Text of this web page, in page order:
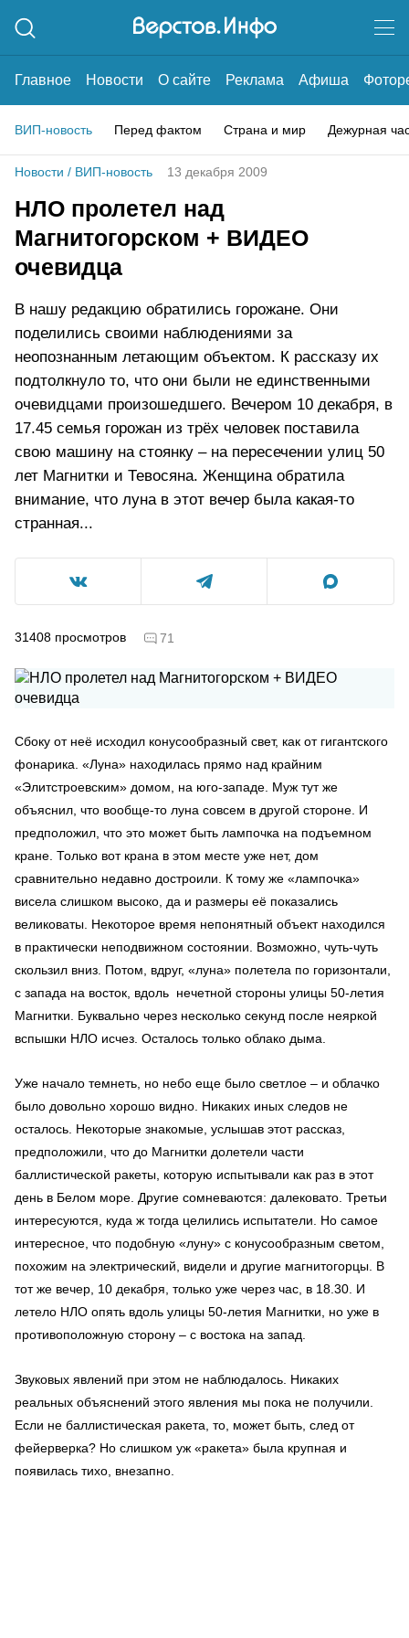
Главное Новости О сайте Реклама Афиша
ВИП-новость Перед фактом Страна и мир Дежурная
Новости / ВИП-новость 13 декабря 2009
НЛО пролетел над
Магнитогорском + ВИДЕО
очевидца
В нашу редакцию обратились горожане. Они
поделились своими наблюдениями за
неопознанным летающим объектом. К рассказу их
подтолкнуло то, что они были не единственными
очевидцами произошедшего. Вечером 10 декабря, в
17.45 семья горожан из трёх человек поставила
свою машину на стоянку – на пересечении улиц 50
лет Магнитки и Тевосяна. Женщина обратила
внимание, что луна в этот вечер была какая-то
странная...
31408 просмотров 71
Сбоку от неё исходил конусообразный свет, как от гигантского
фонарика. «Луна» находилась прямо над крайним
«Элитстроевским» домом, на юго-западе. Муж тут же
объяснил, что вообще-то луна совсем в другой стороне. И
предположил, что это может быть лампочка на подъемном
кране. Только вот крана в этом месте уже нет, дом
сравнительно недавно достроили. К тому же «лампочка»
висела слишком высоко, да и размеры её показались
великоваты. Некоторое время непонятный объект находился
в практически неподвижном состоянии. Возможно, чуть-чуть
скользил вниз. Потом, вдруг, «луна» полетела по горизонтали,
с запада на восток, вдоль нечетной стороны улицы 50-летия
Магнитки. Буквально через несколько секунд после неяркой
вспышки НЛО исчез. Осталось только облако дыма.
Уже начало темнеть, но небо еще было светлое – и облачко
было довольно хорошо видно. Никаких иных следов не
осталось. Некоторые знакомые, услышав этот рассказ,
предположили, что до Магнитки долетели части
баллистической ракеты, которую испытывали как раз в этот
день в Белом море. Другие сомневаются: далековато. Третьи
интересуются, куда ж тогда целились испытатели. Но самое
интересное, что подобную «луну» с конусообразным светом,
похожим на электрический, видели и другие магнитогорцы. В
тот же вечер, 10 декабря, только уже через час, в 18.30. И
летело НЛО опять вдоль улицы 50-летия Магнитки, но уже в
противоположную сторону – с востока на запад.
Звуковых явлений при этом не наблюдалось. Никаких
реальных объяснений этого явления мы пока не получили.
Если не баллистическая ракета, то, может быть, след от
фейерверка? Но слишком уж «ракета» была крупная и
появилась тихо, внезапно.